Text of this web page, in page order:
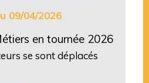
09/04/2026
en tournée 2026
se sont déplacés